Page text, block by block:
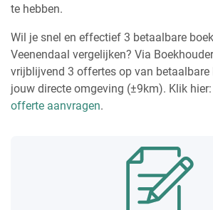
te hebben.
Wil je snel en effectief 3 betaalbare
Veenendaal vergelijken? Via
vrijblijvend 3 offertes op van betaalbare
jouw directe omgeving (±9km). Klik hier:
offerte aanvragen.